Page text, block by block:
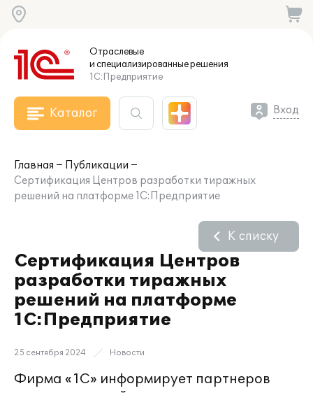
Отраслевые
и специализированныерешения
1С:Предприятие
Каталог Вход
Главная
Публикации
Сертификация Центров разработки тиражных
решений на платформе 1С:Предприятие
Сертификация Центров
разработки тиражных
решений на платформе
1С:Предприятие
К списку
25 сентября 2024 Новости
Фирма «1С» информирует партнеров